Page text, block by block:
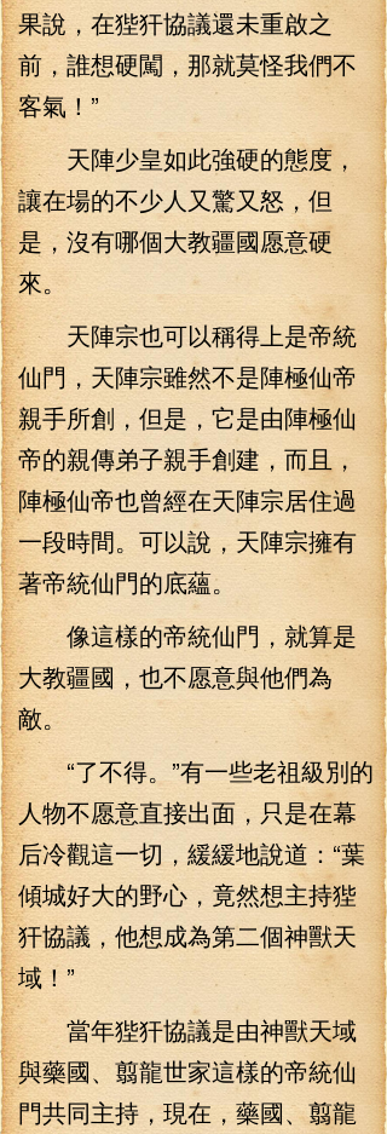
果說，在狴犴協議還未重啟之
前，誰想硬闖，那就莫怪我們不
客氣！”
天陣少皇如此強硬的態度，
讓在場的不少人又驚又怒，但
是，沒有哪個大教疆國愿意硬
來。
天陣宗也可以稱得上是帝統
仙門，天陣宗雖然不是陣極仙帝
親手所創，但是，它是由陣極仙
帝的親傳弟子親手創建，而且，
陣極仙帝也曾經在天陣宗居住過
一段時間。可以說，天陣宗擁有
著帝統仙門的底蘊。
像這樣的帝統仙門，就算是
大教疆國，也不愿意與他們為
敵。
“了不得。”有一些老祖級別的
人物不愿意直接出面，只是在幕
后冷觀這一切，緩緩地說道：“葉
傾城好大的野心，竟然想主持狴
犴協議，他想成為第二個神獸天
域！”
當年狴犴協議是由神獸天域
與藥國、翦龍世家這樣的帝統仙
門共同主持，現在，藥國、翦龍